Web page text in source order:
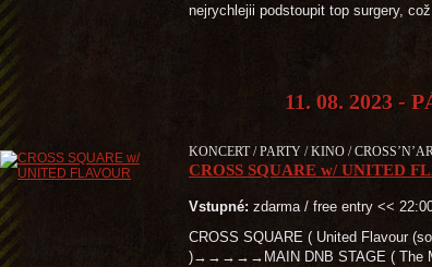
nejrychlejii podstoupit top surgery,
11. 08. 2023 -
KONCERT / PARTY / KINO /
CROSS SQUARE w/ UNITED
Vstupné: zdarma / free entry <<
CROSS SQUARE ( United Flavour
)→→→→→MAIN DNB STAGE ( The